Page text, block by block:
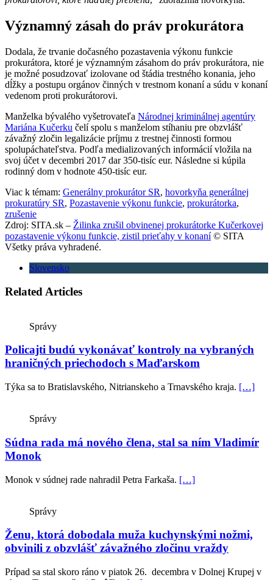
Významný zásah do práv prokurátora
Dodala, že trvanie dočasného pozastavenia výkonu funkcie
prokurátora, ktoré je významným zásahom do práv prokurátora, nie
je možné posudzovať izolovane od štádia trestného konania, jeho
dĺžky a postupu orgánov činných v trestnom konaní a súdu v konaní
vedenom proti prokurátorovi.
Manželka bývalého vyšetrovateľa Národnej kriminálnej agentúry
Mariána Kučerku čelí spolu s manželom stíhaniu pre obzvlášť
závažný zločin legalizácie príjmu z trestnej činnosti formou
spolupáchateľstva. Podľa medializovaných informácií vložila na
svoj účet v decembri 2017 dar 350-tisíc eur. Následne si kúpila
rodinný dom v hodnote 450-tisíc eur.
Viac k témam: Generálny prokurátor SR, hovorkyňa generálnej
prokuratúry SR, Pozastavenie výkonu funkcie, prokurátorka,
zrušenie
Zdroj: SITA.sk – Žilinka zrušil obvinenej prokurátorke Kučerkovej
pozastavenie výkonu funkcie, zistil prieťahy v konaní© SITA
Všetky práva vyhradené.
Slovensko
Related Articles
Správy
Policajti budú vykonávať kontroly na vybraných
hraničných priechodoch s Maďarskom
Týka sa to Bratislavského, Nitrianskeho a Trnavského kraja. […]
Správy
Súdna rada má nového člena, stal sa ním Vladimír
Monok
Monok v súdnej rade nahradil Petra Farkaša. […]
Správy
Ženu, ktorá dobodala muža kuchynskými nožmi,
obvinili z obzvlášť závažného zločinu vraždy
Prípad sa stal skoro ráno v piatok 26. decembra v Dolnej Krupej v